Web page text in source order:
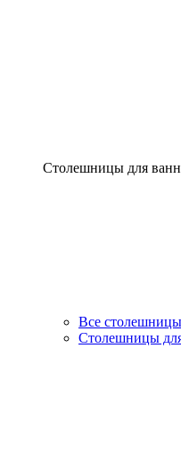
Столешницы для
Все
Столешницы